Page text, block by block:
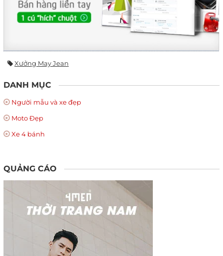
Xưởng May Jean
DANH MỤC
Người mẫu và xe đẹp
Moto Đẹp
Xe 4 bánh
QUẢNG CÁO